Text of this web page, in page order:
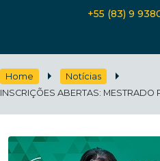
+55 (83) 9
Home
Notícias
INSCRIÇÕES ABERTAS: MESTRADO